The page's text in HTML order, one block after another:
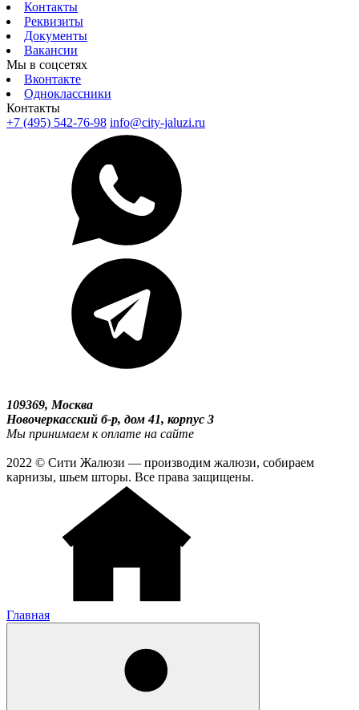
Контакты
Реквизиты
Документы
Вакансии
Мы в соцсетях
Вконтакте
Одноклассники
Контакты
+7 (495) 542-76-98 info@city-jaluzi.ru
109369, Москва
Новочеркасский б-р, дом 41, корпус 3
Мы принимаем к оплате на сайте
2022 © Сити Жалюзи — производим жалюзи, собираем
карнизы, шьем шторы. Все права защищены.
Главная